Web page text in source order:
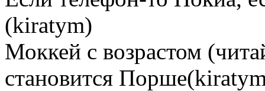
(kiratym)
Моккей с возрастом
становится